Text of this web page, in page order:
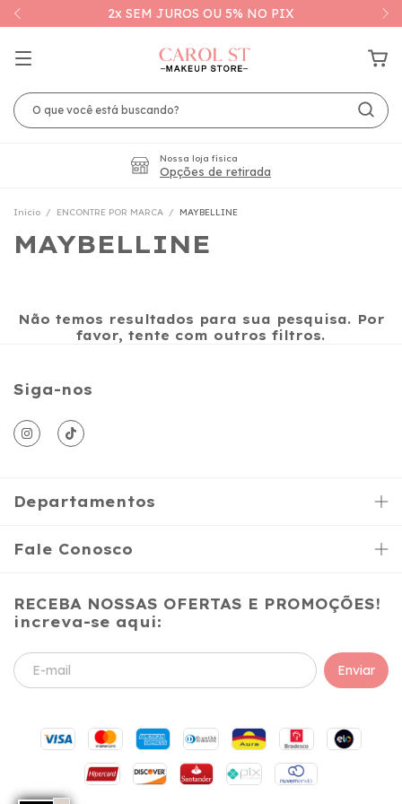
2x SEM JUROS OU 5% NO PIX
Nossa loja física
Opções de retirada
Início / ENCONTRE POR MARCA / MAYBELLINE
MAYBELLINE
Não temos resultados para sua pesquisa. Por
favor, tente com outros filtros.
Siga-nos
Departamentos
Fale Conosco
RECEBA NOSSAS OFERTAS E PROMOÇÕES!
increva-se aqui: